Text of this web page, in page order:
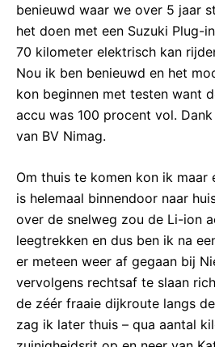
benieuwd waar we over 5 jaar
het doen met een Suzuki Plug-
70 kilometer elektrisch kan
Nou ik ben benieuwd en het
kon beginnen met testen want
accu was 100 procent vol.
van BV Nimag.
Om thuis te komen kon ik maar
is helemaal binnendoor naar
over de snelweg zou de Li-ion
leegtrekken en dus ben ik na
er meteen weer af gegaan bij
vervolgens rechtsaf te slaan
de zéér fraaie dijkroute langs
zag ik later thuis – qua aantal